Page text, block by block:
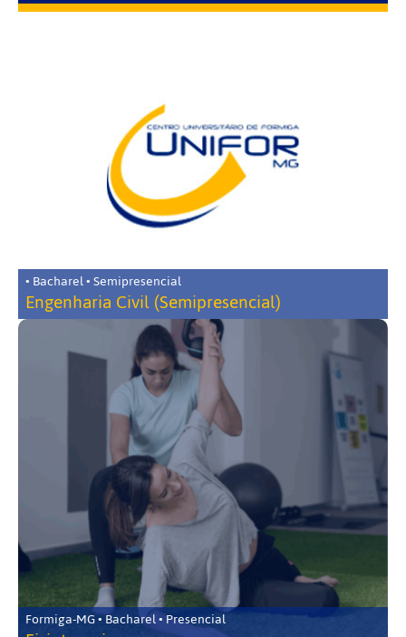
• Bacharel • Semipresencial
Engenharia Civil (Semipresencial)
Formiga-MG • Bacharel • Presencial